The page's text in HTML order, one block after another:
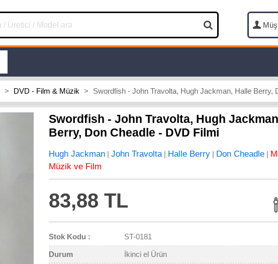
> DVD - Film & Müzik > Swordfish - John Travolta, Hugh Jackman, Halle Berry,
Swordfish - John Travolta, Hugh
Berry, Don Cheadle - DVD Filmi
Hugh Jackman |John Travolta | Halle Berry | Don Cheadle |
Müzik ve Film
83,88 TL
Stok Kodu : ST-0181
Durum İkinci el Ürün